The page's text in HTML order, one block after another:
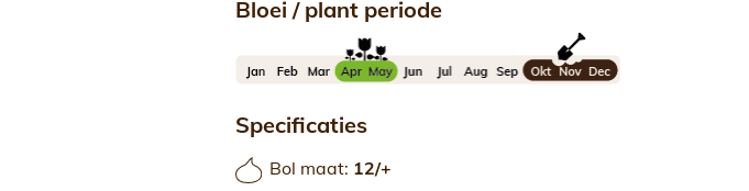
Bloei / plant periode
Specificaties
Bol maat: 12/+